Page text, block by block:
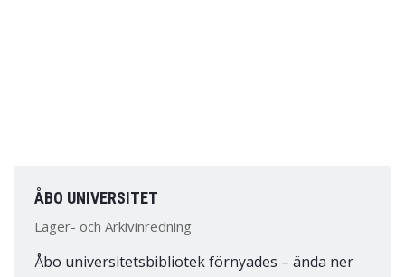
ÅBO UNIVERSITET
Lager- och Arkivinredning
Åbo universitetsbibliotek förnyades – ända ner